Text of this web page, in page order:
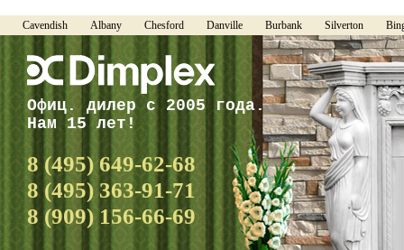
Cavendish Albany Chesford Danville Burbank Silverton
Офиц. дилер с 2005 года.
Нам 15 лет!
8 (495) 649-62-68
8 (495) 363-91-71
8 (909) 156-66-69